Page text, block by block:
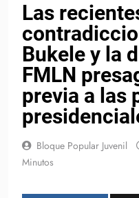
Las
Bukele y la
FMLN
previa a las
Bloque Popular Juvenil
Minutos